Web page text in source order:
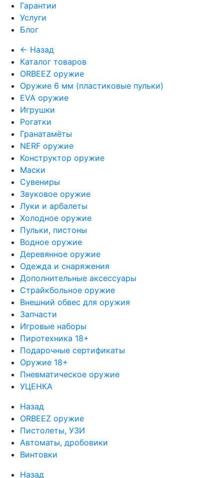
Гарантии
Услуги
Блог
← Назад
Каталог товаров
ORBEEZ оружие
Оружие 6 мм (пластиковые пульки)
EVA оружие
Игрушки
Рогатки
Гранатамёты
NERF оружие
Конструктор оружие
Маски
Сувениры
Звуковое оружие
Луки и арбалеты
Холодное оружие
Пульки, пистоны
Водное оружие
Деревянное оружие
Одежда и снаряжения
Дополнительные аксессуары
Страйкбольное оружие
Внешний обвес для оружия
Запчасти
Игровые наборы
Пиротехника 18+
Подарочные сертификаты
Оружие 18+
Пневматическое оружие
УЦЕНКА
Назад
ORBEEZ оружие
Пистолеты, УЗИ
Автоматы, дробовики
Винтовки
Назад